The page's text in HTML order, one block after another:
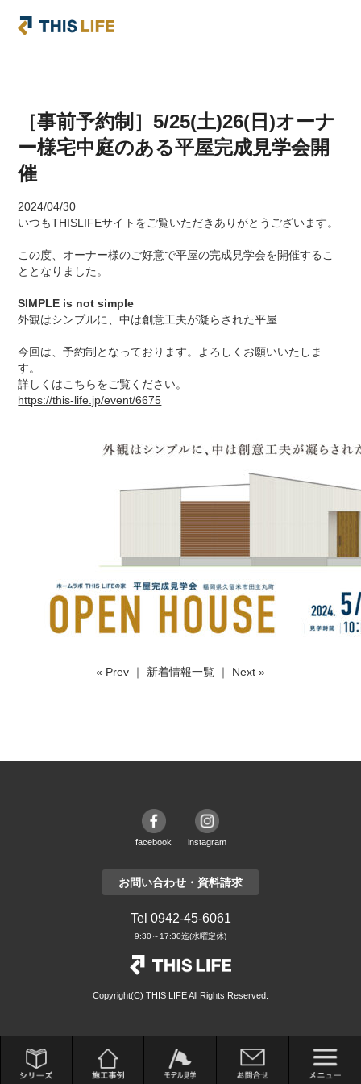
［事前予約制］5/25(土)26(日)オーナ
ー様宅中庭のある平屋完成見学会開
催
2024/04/30
いつもTHISLIFEサイトをご覧いただきありがとうございます。
この度、オーナー様のご好意で平屋の完成見学会を開催するこ
ととなりました。
SIMPLE is not simple
外観はシンプルに、中は創意工夫が凝らされた平屋
今回は、予約制となっております。よろしくお願いいたしま
す。
詳しくはこちらをご覧ください。
https://this-life.jp/event/6675
« Prev ｜ 新着情報一覧 ｜ Next »
facebook instagram
お問い合わせ・資料請求
Tel 0942-45-6061
9:30～17:30迄(水曜定休)
Copyright(C) THIS LIFE All Rights Reserved.